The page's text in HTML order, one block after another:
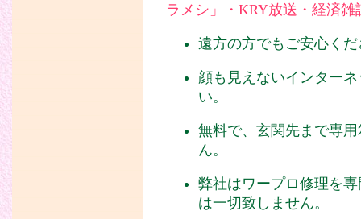
ラメシ」・KRY放送・経済雑
遠方の方でもご安心く
顔も見えないインター
い。
無料で、玄関先まで専
ん。
弊社はワープロ修理を
は一切致しません。